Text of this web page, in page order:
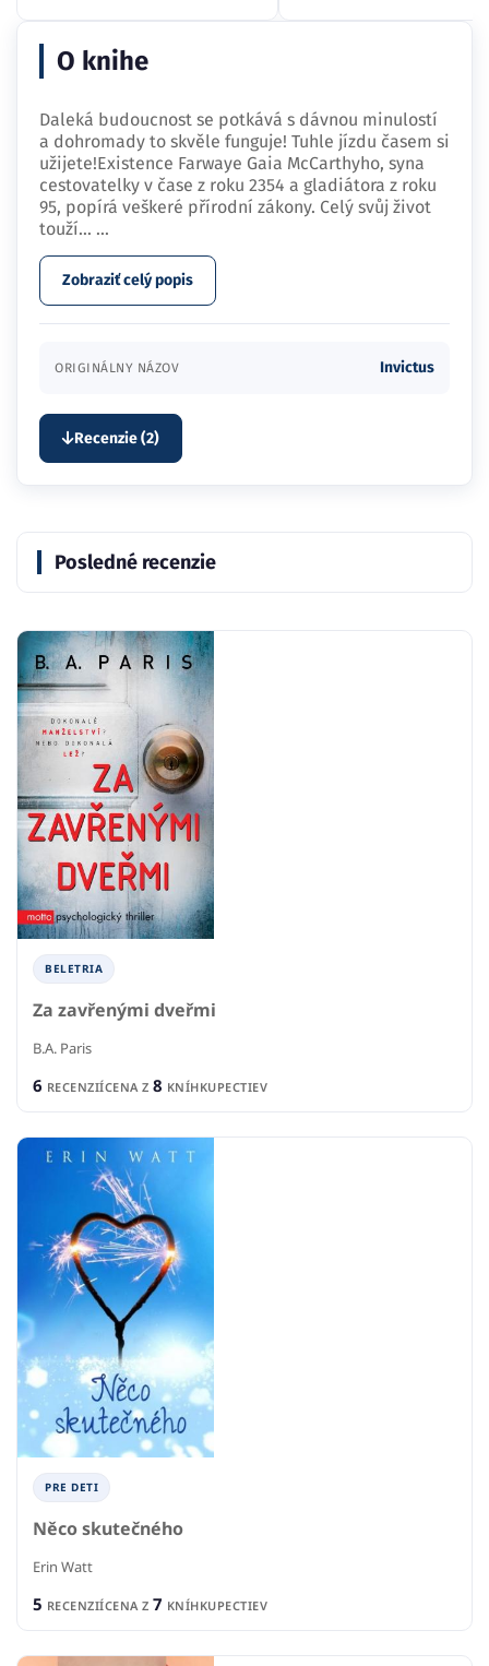
O knihe
Daleká budoucnost se potkává s dávnou minulostí
a dohromady to skvěle funguje! Tuhle jízdu časem si
užijete!Existence Farwaye Gaia McCarthyho, syna
cestovatelky v čase z roku 2354 a gladiátora z roku
95, popírá veškeré přírodní zákony. Celý svůj život
touží… ...
Zobraziť celý popis
ORIGINÁLNY NÁZOV Invictus
Recenzie (2)
Posledné recenzie
BELETRIA
Za zavřenými dveřmi
B.A. Paris
6 RECENZIÍCENA Z 8 KNÍHKUPECTIEV
PRE DETI
Něco skutečného
Erin Watt
5 RECENZIÍCENA Z 7 KNÍHKUPECTIEV